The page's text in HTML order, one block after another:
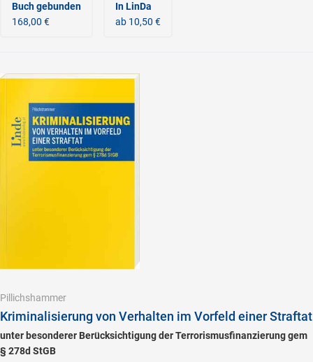
Buch gebunden
168,00 €
In LinDa
ab 10,50 €
Pillichshammer
Kriminalisierung von Verhalten im Vorfeld einer Straftat
unter besonderer Berücksichtigung der Terrorismusfinanzierung gem
§ 278d StGB